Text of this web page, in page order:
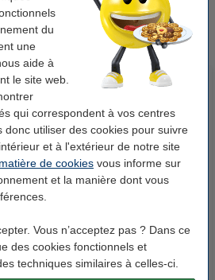
du
une
aide à
le site web.
qui correspondent à vos centres
donc utiliser des cookies pour suivre
et à l'extérieur de notre site
de cookies vous informe sur
et la manière dont vous
Vous n’acceptez pas ? Dans ce
des cookies fonctionnels et
techniques similaires à celles-ci.
populaires
g/m²
7,25 € Inclus : 21% de TVA